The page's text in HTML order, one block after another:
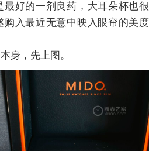
最好的一剂良药，大耳朵杯也很
购入最近无意中映入眼帘的美度
身，先上图。